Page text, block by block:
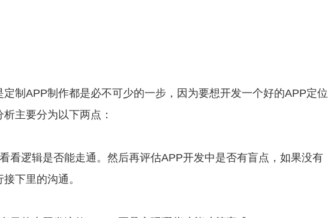
制APP制作都是必不可少的一步，因为要想开发一个好的APP定位
主要分为以下两点：
看逻辑是否能走通。然后再评估APP开发中是否有盲点，如果没有
下里的沟通。